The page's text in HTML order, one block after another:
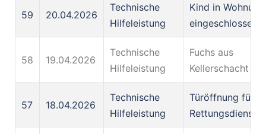
59 20.04.2026
Technische
Hilfeleistung
Kind in Wohnung
eingeschlossen
58 19.04.2026
Technische
Hilfeleistung
Fuchs aus
Kellerschacht
57 18.04.2026
Technische
Hilfeleistung
Türöffnung für
Rettungsdienst